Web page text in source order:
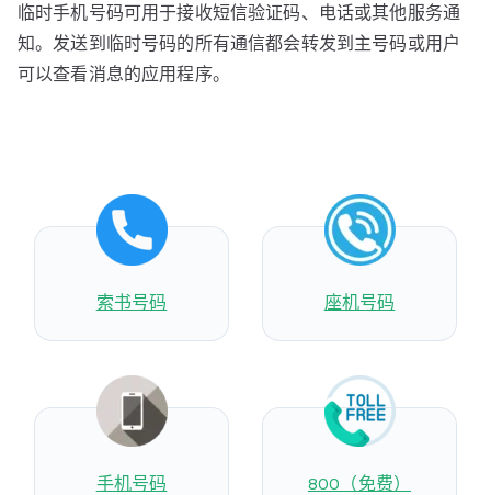
临时手机号码可用于接收短信验证码、电话或其他服务通
知。发送到临时号码的所有通信都会转发到主号码或用户
可以查看消息的应用程序。
索书号码 座机号码
手机号码 800（免费）